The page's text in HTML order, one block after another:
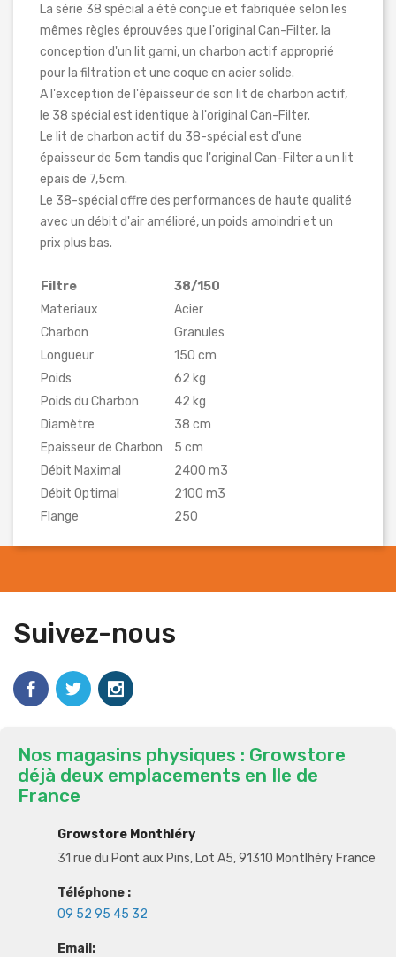
La série 38 spécial a été conçue et fabriquée selon les
mêmes règles éprouvées que l'original Can-Filter, la
conception d'un lit garni, un charbon actif approprié
pour la filtration et une coque en acier solide.
A l'exception de l'épaisseur de son lit de charbon actif,
le 38 spécial est identique à l'original Can-Filter.
Le lit de charbon actif du 38-spécial est d'une
épaisseur de 5cm tandis que l'original Can-Filter a un lit
epais de 7,5cm.
Le 38-spécial offre des performances de haute qualité
avec un débit d'air amélioré, un poids amoindri et un
prix plus bas.
Filtre
38/150
Materiaux
Acier
Charbon
Granules
Longueur
150 cm
Poids
62 kg
Poids du Charbon
42 kg
Diamètre
38 cm
Epaisseur de Charbon
5 cm
Débit Maximal
2400 m3
Débit Optimal
2100 m3
Flange
250
Suivez-nous
Nos magasins physiques : Growstore
déjà deux emplacements en Ile de
France
Growstore Monthléry
31 rue du Pont aux Pins, Lot A5, 91310 Montlhéry France
Téléphone :
09 52 95 45 32
Email: